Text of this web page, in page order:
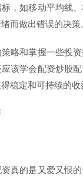
，如移动平均线
而做出错误的决策。
略和掌握一些投
该学会配资炒股
稳定和可持续的收
真的是又爱又恨